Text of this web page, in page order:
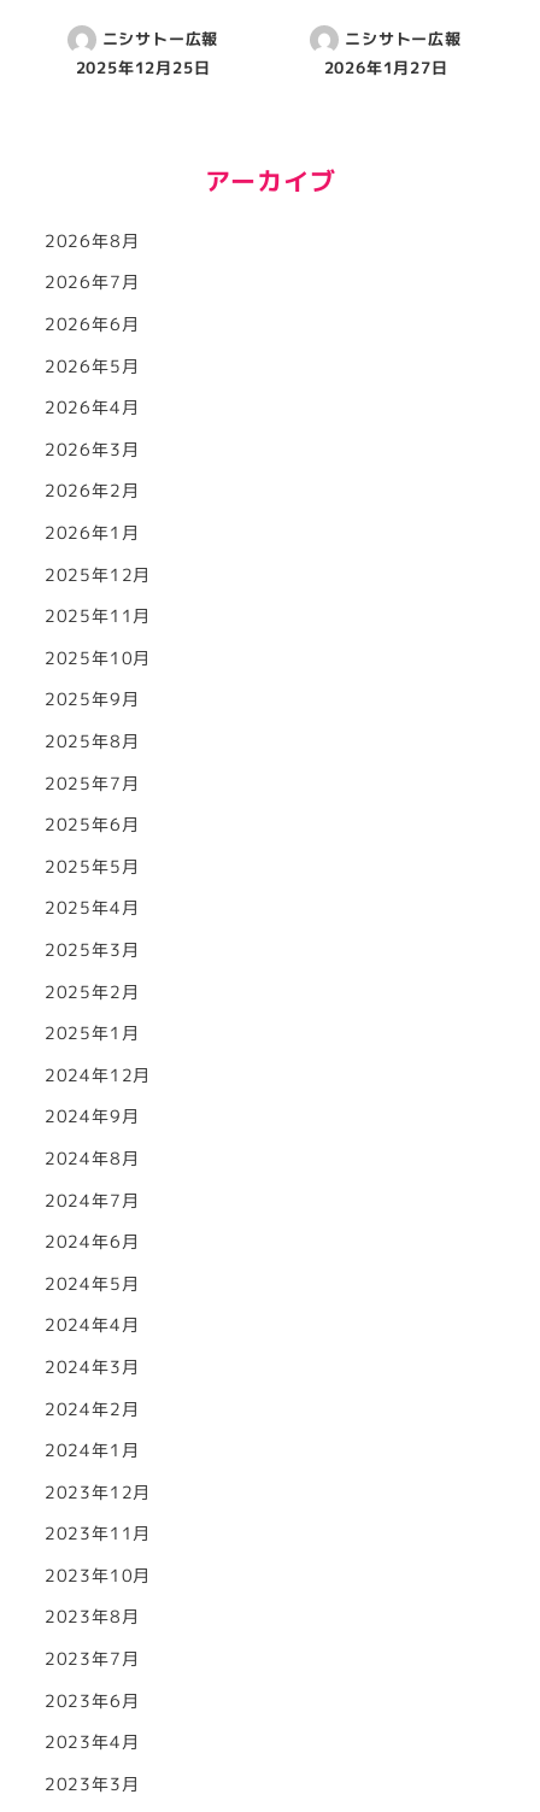
ニシサトー広報
2025年12月25日
ニシサトー広報
2026年1月27日
アーカイブ
2026年8月
2026年7月
2026年6月
2026年5月
2026年4月
2026年3月
2026年2月
2026年1月
2025年12月
2025年11月
2025年10月
2025年9月
2025年8月
2025年7月
2025年6月
2025年5月
2025年4月
2025年3月
2025年2月
2025年1月
2024年12月
2024年9月
2024年8月
2024年7月
2024年6月
2024年5月
2024年4月
2024年3月
2024年2月
2024年1月
2023年12月
2023年11月
2023年10月
2023年8月
2023年7月
2023年6月
2023年4月
2023年3月